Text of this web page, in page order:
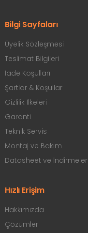
Bilgi Sayfaları
Üyelik Sözleşmesi
Teslimat Bilgileri
İade Koşulları
Şartlar & Koşullar
Gizlilik İlkeleri
Garanti
Teknik Servis
Montaj ve Bakım
Datasheet ve İndirmeler
Hızlı Erişim
Hakkımızda
Çözümler